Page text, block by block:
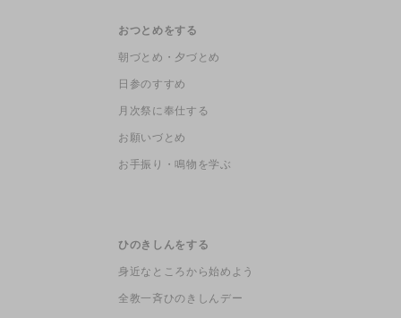
おつとめをする
朝づとめ・夕づとめ
日参のすすめ
月次祭に奉仕する
お願いづとめ
お手振り・鳴物を学ぶ
ひのきしんをする
身近なところから始めよう
全教一斉ひのきしんデー